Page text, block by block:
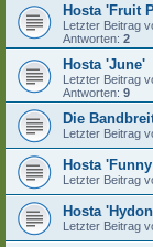
Hosta 'Fruit
Letzter Beitrag
Antworten: 2
Hosta 'June'
Letzter Beitrag
Antworten: 9
Die
Letzter Beitrag
Hosta
Letzter Beitrag
Hosta
Letzter Beitrag